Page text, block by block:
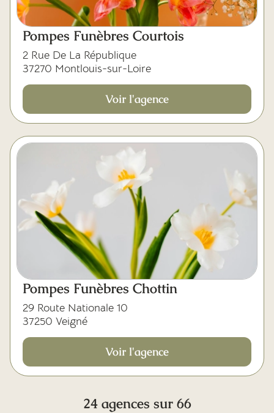
Pompes Funèbres Courtois
2 Rue De La République
37270 Montlouis-sur-Loire
Voir l'agence
Pompes Funèbres Chottin
29 Route Nationale 10
37250 Veigné
Voir l'agence
24 agences sur 66